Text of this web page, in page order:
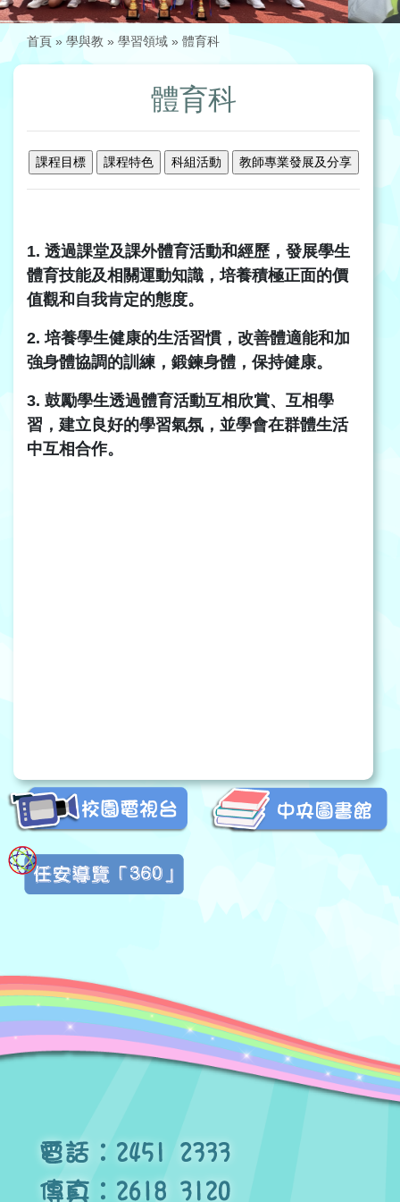
首頁 » 學與教 » 學習領域 » 體育科
體育科
1. 透過課堂及課外體育活動和經歷，發展學生
體育技能及相關運動知識，培養積極正面的價
值觀和自我肯定的態度。
2. 培養學生健康的生活習慣，改善體適能和加
強身體協調的訓練，鍛鍊身體，保持健康。
3. 鼓勵學生透過體育活動互相欣賞、互相學
習，建立良好的學習氣氛，並學會在群體生活
中互相合作。